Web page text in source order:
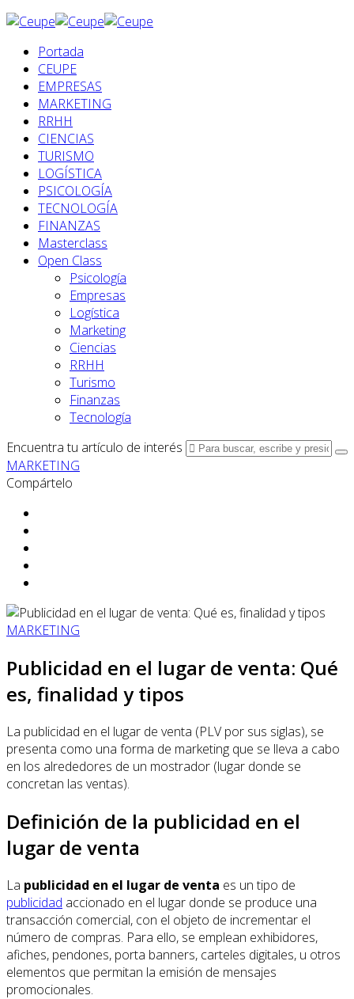
Portada
CEUPE
EMPRESAS
MARKETING
RRHH
CIENCIAS
TURISMO
LOGÍSTICA
PSICOLOGÍA
TECNOLOGÍA
FINANZAS
Masterclass
Open Class
Psicología
Empresas
Logística
Marketing
Ciencias
RRHH
Turismo
Finanzas
Tecnología
Encuentra tu artículo de interés
MARKETING
Compártelo
MARKETING
Publicidad en el lugar de venta: Qué
es, finalidad y tipos
La publicidad en el lugar de venta (PLV por sus siglas), se
presenta como una forma de marketing que se lleva a cabo
en los alrededores de un mostrador (lugar donde se
concretan las ventas).
Definición de la publicidad en el
lugar de venta
La publicidad en el lugar de venta es un tipo de
publicidad accionado en el lugar donde se produce una
transacción comercial, con el objeto de incrementar el
número de compras. Para ello, se emplean exhibidores,
afiches, pendones, porta banners, carteles digitales, u otros
elementos que permitan la emisión de mensajes
promocionales.